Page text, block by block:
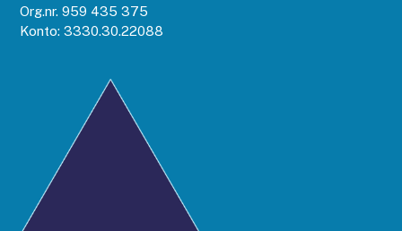
Org.nr. 959 435 375
Konto: 3330.30.22088